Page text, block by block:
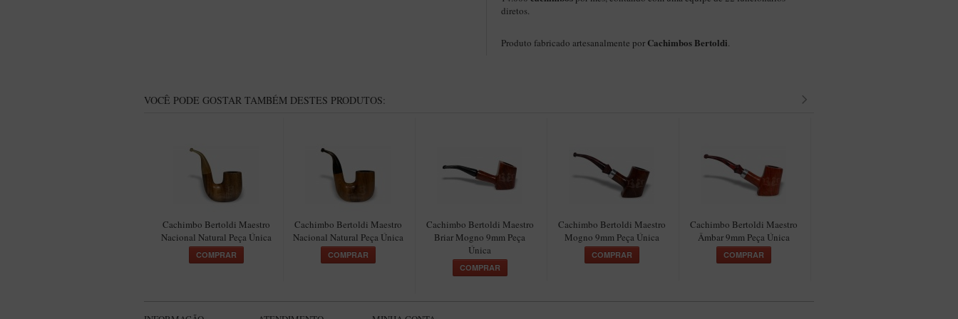
diretos.
Produto fabricado artesanalmente por Cachimbos Bertoldi.
VOCÊ PODE GOSTAR TAMBÉM DESTES PRODUTOS:
Cachimbo Bertoldi Maestro
Nacional Natural Peça Única
COMPRAR
Cachimbo Bertoldi Maestro
Nacional Natural Peça Única
COMPRAR
Cachimbo Bertoldi Maestro
Briar Mogno 9mm Peça
Única
COMPRAR
Cachimbo Bertoldi Maestro
Mogno 9mm Peça Única
COMPRAR
Cachimbo Bertoldi Maestro
Âmbar 9mm Peça Única
COMPRAR